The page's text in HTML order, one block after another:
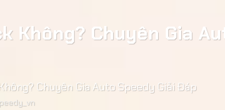
Không? Chuyên Gia
Chuyên Gia Auto Speedy Giải Đáp